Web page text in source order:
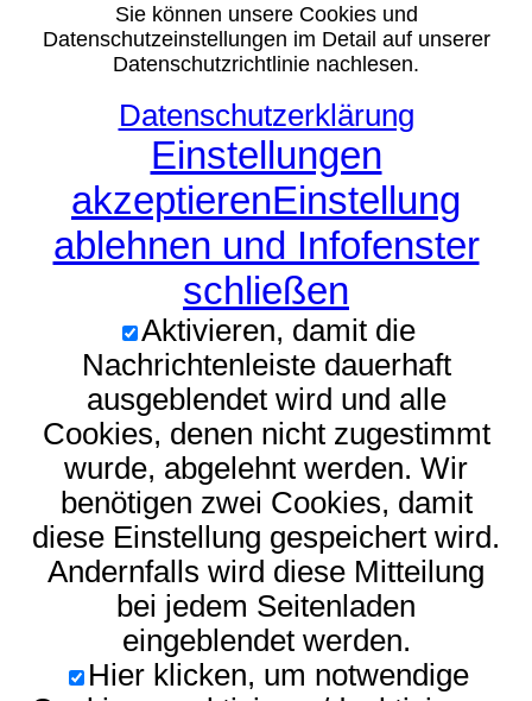
Sie können unsere Cookies und
Datenschutzeinstellungen im Detail auf unserer
Datenschutzrichtlinie nachlesen.
Datenschutzerklärung
Einstellungen
akzeptierenEinstellung
ablehnen und Infofenster
schließen
Aktivieren, damit die
Nachrichtenleiste dauerhaft
ausgeblendet wird und alle
Cookies, denen nicht zugestimmt
wurde, abgelehnt werden. Wir
benötigen zwei Cookies, damit
diese Einstellung gespeichert wird.
Andernfalls wird diese Mitteilung
bei jedem Seitenladen
eingeblendet werden.
Hier klicken, um notwendige